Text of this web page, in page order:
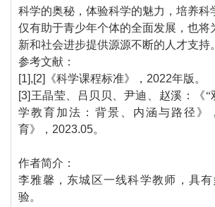
科学的奥秘，体验科学的魅力，培养科
仅有助于青少年个体的全面发展，也将
新和社会进步提供源源不断的人才支持。
参考文献：
[1],[2]
《科学课程标准》， 2022年版。
[3] 王晶莹、吕贝贝、尹迪、赵溪：《“
学教育加法：背景、内涵与路径》
育》， 2023.05。
作者简介：
李雅馨，东城区一线科学教师，具
验。